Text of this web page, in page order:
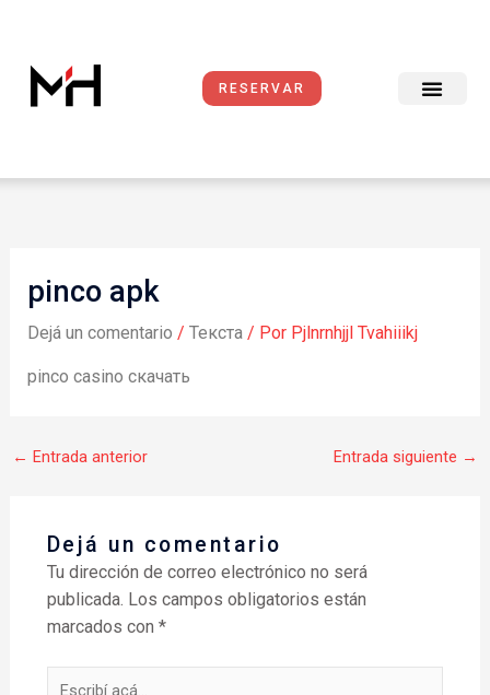
contenido
RESERVAR
pinco apk
Dejá un comentario / Текста/ Por Pjlnrnhjjl Tvahiiikj
pinco casino скачать
← Entrada anterior Entrada siguiente →
Dejá un comentario
Tu dirección de correo electrónico no será
publicada. Los campos obligatorios están
marcados con *
Escribí